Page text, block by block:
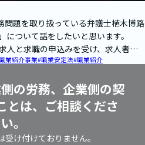
問題を取り扱っている弁護士植木博路
ついて話をしたいと思います。
と求職の申込みを受け、求人者と
業紹介事業#職業安定法#職業紹介
の労務、企業側の契
とは、ご相談くださ
い。
受け付けておりません。